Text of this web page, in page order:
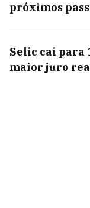
próximos
Selic cai para
maior juro